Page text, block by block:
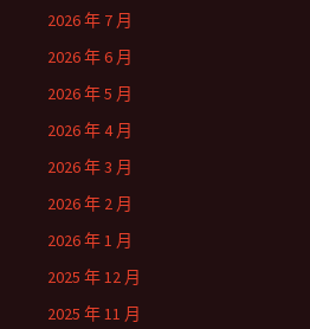
2026 年 7 月
2026 年 6 月
2026 年 5 月
2026 年 4 月
2026 年 3 月
2026 年 2 月
2026 年 1 月
2025 年 12 月
2025 年 11 月